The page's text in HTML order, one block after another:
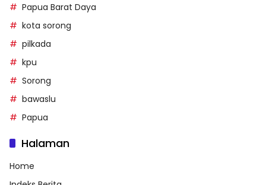
Papua Barat Daya
kota sorong
pilkada
kpu
Sorong
bawaslu
Papua
Halaman
Home